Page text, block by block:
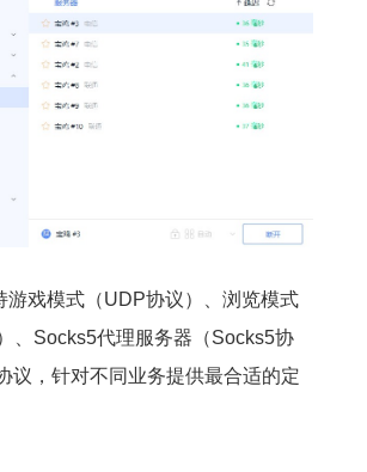
游戏模式（UDP协议）、浏览模式
、Socks5代理服务器（Socks5协
议，针对不同业务提供最合适的定